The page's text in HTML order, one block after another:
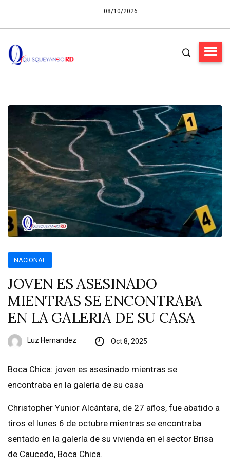
08/10/2026
NACIONAL
JOVEN ES ASESINADO
MIENTRAS SE ENCONTRABA
EN LA GALERIA DE SU CASA
Luz Hernandez Oct 8, 2025
Boca Chica: joven es asesinado mientras se
encontraba en la galería de su casa
Christopher Yunior Alcántara, de 27 años, fue abatido a
tiros el lunes 6 de octubre mientras se encontraba
sentado en la galería de su vivienda en el sector Brisa
de Caucedo, Boca Chica.